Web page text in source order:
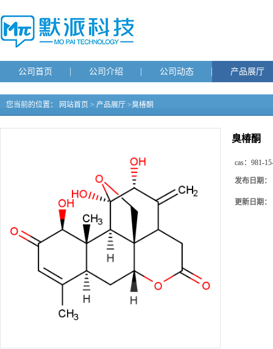
公司首页 公司介绍 公司动态 产品展厅
您当前的位置： 网站首页 > 产品展厅 >臭椿酮
臭椿酮
cas： 981-
发布日期：
更新日期：